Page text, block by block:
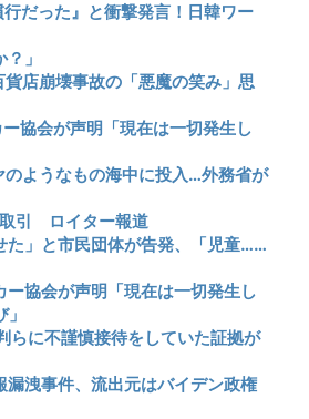
だった』と衝撃発言！日韓ワー
」
店崩壊事故の「悪魔の笑み」思
協会が声明「現在は一切発生し
ようなもの海中に投入…外務省が
引 ロイター報道
た」と市民団体が告発、「児童……
ー協会が声明「現在は一切発生し
らに不謹慎接待をしていた証拠が
漏洩事件、流出元はバイデン政権